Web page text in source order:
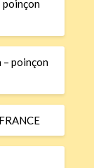
poinçon
– poinçon